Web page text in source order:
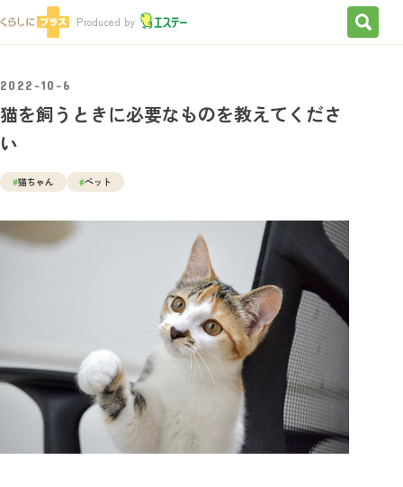
Produced by 検索を
2022-10-6
猫を飼うときに必要なものを教えてくださ
い
#猫ちゃん #ペット